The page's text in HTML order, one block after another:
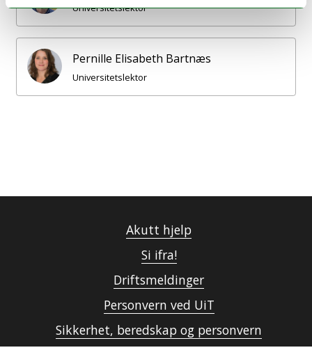
Universitetslektor
Pernille Elisabeth Bartnæs
Universitetslektor
Akutt hjelp
Si ifra!
Driftsmeldinger
Personvern ved UiT
Sikkerhet, beredskap og personvern